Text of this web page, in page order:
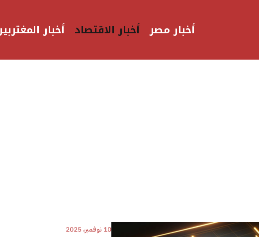
أخبار مصر أخبار الاقتصاد أخبار
10 نوفمبر، 2025